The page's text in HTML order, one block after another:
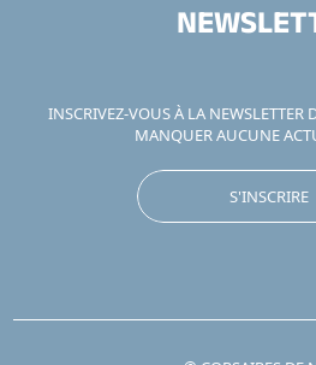
INSCRIVEZ-VOUS À LA NEWSLETTER
MANQUER AUCUNE
S'INSCRIRE